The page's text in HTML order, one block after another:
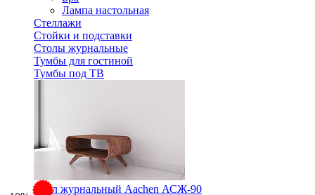
Лампа настольная
Стеллажи
Стойки и подставки
Столы журнальные
Тумбы для гостиной
Тумбы под ТВ
Стол журнальный Aachen АСЖ-90